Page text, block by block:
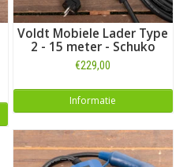
Voldt Mobiele Lader Type
2 - 15 meter - Schuko
€229,00
Informatie